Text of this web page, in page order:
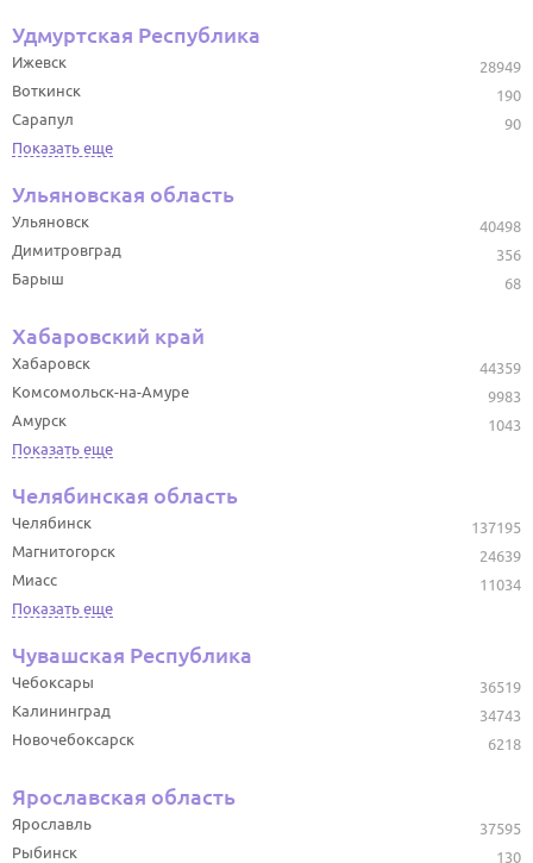
Удмуртская Республика
28949
Ижевск
190
Воткинск
90
Сарапул
Показать еще
Ульяновская область
40498
Ульяновск
356
Димитровград
68
Барыш
Хабаровский край
44359
Хабаровск
9983
Комсомольск-на-Амуре
1043
Амурск
Показать еще
Челябинская область
137195
Челябинск
24639
Магнитогорск
11034
Миасс
Показать еще
Чувашская Республика
36519
Чебоксары
34743
Калининград
6218
Новочебоксарск
Ярославская область
37595
Ярославль
130
Рыбинск